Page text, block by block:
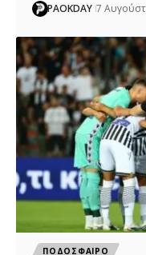
PAOKDAY 7
ΠΟΔΟΣΦΑΙΡΟ